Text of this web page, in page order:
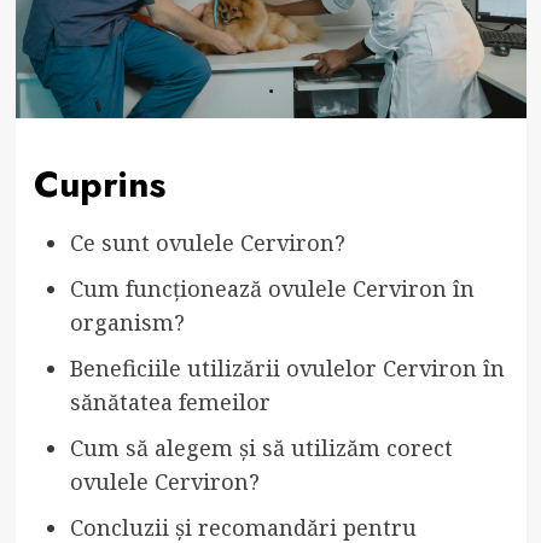
Cuprins
Ce sunt ovulele Cerviron?
Cum funcționează ovulele Cerviron în
organism?
Beneficiile utilizării ovulelor Cerviron în
sănătatea femeilor
Cum să alegem și să utilizăm corect
ovulele Cerviron?
Concluzii și recomandări pentru